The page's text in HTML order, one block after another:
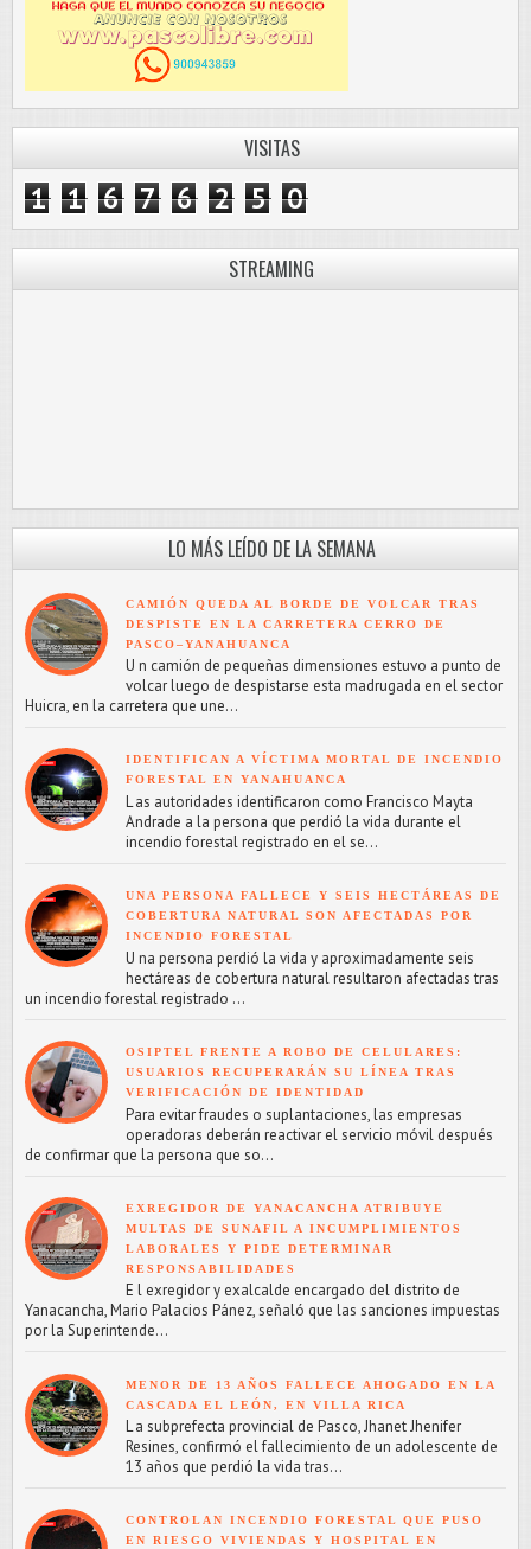
VISITAS
1 1 6 7 6 2 5 0
STREAMING
LO MÁS LEÍDO DE LA SEMANA
CAMIÓN QUEDA AL BORDE DE VOLCAR TRAS
DESPISTE EN LA CARRETERA CERRO DE
PASCO–YANAHUANCA
U n camión de pequeñas dimensiones estuvo a punto de
volcar luego de despistarse esta madrugada en el sector
Huicra, en la carretera que une...
IDENTIFICAN A VÍCTIMA MORTAL DE INCENDIO
FORESTAL EN YANAHUANCA
L as autoridades identificaron como Francisco Mayta
Andrade a la persona que perdió la vida durante el
incendio forestal registrado en el se...
UNA PERSONA FALLECE Y SEIS HECTÁREAS DE
COBERTURA NATURAL SON AFECTADAS POR
INCENDIO FORESTAL
U na persona perdió la vida y aproximadamente seis
hectáreas de cobertura natural resultaron afectadas tras
un incendio forestal registrado ...
OSIPTEL FRENTE A ROBO DE CELULARES:
USUARIOS RECUPERARÁN SU LÍNEA TRAS
VERIFICACIÓN DE IDENTIDAD
Para evitar fraudes o suplantaciones, las empresas
operadoras deberán reactivar el servicio móvil después
de confirmar que la persona que so...
EXREGIDOR DE YANACANCHA ATRIBUYE
MULTAS DE SUNAFIL A INCUMPLIMIENTOS
LABORALES Y PIDE DETERMINAR
RESPONSABILIDADES
E l exregidor y exalcalde encargado del distrito de
Yanacancha, Mario Palacios Pánez, señaló que las sanciones impuestas
por la Superintende...
MENOR DE 13 AÑOS FALLECE AHOGADO EN LA
CASCADA EL LEÓN, EN VILLA RICA
L a subprefecta provincial de Pasco, Jhanet Jhenifer
Resines, confirmó el fallecimiento de un adolescente de
13 años que perdió la vida tras...
CONTROLAN INCENDIO FORESTAL QUE PUSO
EN RIESGO VIVIENDAS Y HOSPITAL EN